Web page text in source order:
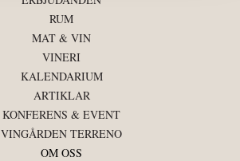
RUM
MAT & VIN
VINERI
KALENDARIUM
ARTIKLAR
KONFERENS & EVENT
VINGÅRDEN TERRENO
OM OSS